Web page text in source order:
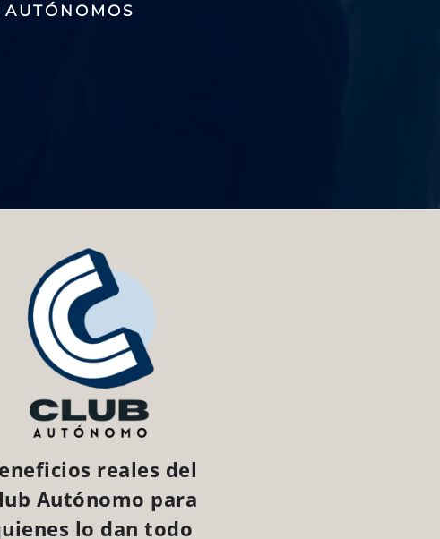
reales del
Autónomo para
lo dan todo